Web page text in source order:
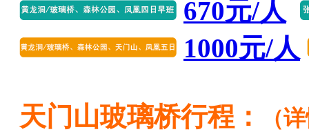
670元/人
1000元/人
天门山玻璃桥行程： （